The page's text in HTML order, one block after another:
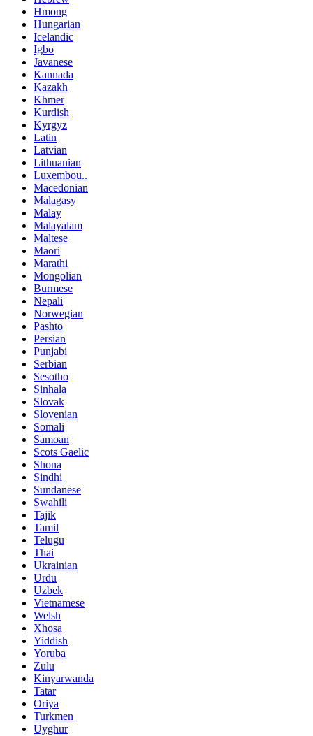
Hmong
Hungarian
Icelandic
Igbo
Javanese
Kannada
Kazakh
Khmer
Kurdish
Kyrgyz
Latin
Latvian
Lithuanian
Luxembou..
Macedonian
Malagasy
Malay
Malayalam
Maltese
Maori
Marathi
Mongolian
Burmese
Nepali
Norwegian
Pashto
Persian
Punjabi
Serbian
Sesotho
Sinhala
Slovak
Slovenian
Somali
Samoan
Scots Gaelic
Shona
Sindhi
Sundanese
Swahili
Tajik
Tamil
Telugu
Thai
Ukrainian
Urdu
Uzbek
Vietnamese
Welsh
Xhosa
Yiddish
Yoruba
Zulu
Kinyarwanda
Tatar
Oriya
Turkmen
Uyghur